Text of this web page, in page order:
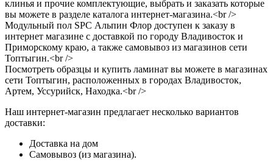
клинья и прочие комплектующие, выбрать и заказать которые
вы можете в разделе каталога интернет-магазина.<br />
Модульный пол SPC Альпин Флор доступен к заказу в
интернет магазине с доставкой по городу Владивосток и
Приморскому краю, а также самовывоз из магазинов сети
Топтыгин.<br />
Посмотреть образцы и купить ламинат вы можете в магазинах
сети Топтыгин, расположенных в городах Владивосток,
Артем, Уссурийск, Находка.<br />
Наш интернет-магазин предлагает несколько вариантов
доставки:
Доставка на дом
Самовывоз (из магазина).